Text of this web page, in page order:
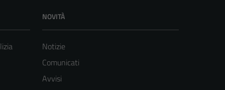
NOVITÀ
Notizie
Comunicati
Avvisi